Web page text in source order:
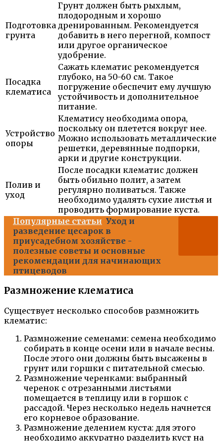
Подготовка
грунта
Грунт должен быть рыхлым,
плодородным и хорошо
дренированным. Рекомендуется
добавить в него перегной, компост
или другое органическое
удобрение.
Посадка
клематиса
Сажать клематис рекомендуется
глубоко, на 50-60 см. Такое
погружение обеспечит ему лучшую
устойчивость и дополнительное
питание.
Устройство
опоры
Клематису необходима опора,
поскольку он плетется вокруг нее.
Можно использовать металлические
решетки, деревянные подпорки,
арки и другие конструкции.
Полив и
уход
После посадки клематис должен
быть обильно полит, а затем
регулярно поливаться. Также
необходимо удалять сухие листья и
проводить формирование куста.
Популярные статьи Уход и
разведение цесарок в
приусадебном хозяйстве -
полезные советы и основные
рекомендации для начинающих
птицеводов
Размножение клематиса
Существует несколько способов размножить
клематис:
Размножение семенами: семена необходимо
собирать в конце осени или в начале весны.
После этого они должны быть высажены в
грунт или горшки с питательной смесью.
Размножение черенками: выбранный
черенок с отрезанными листьями
помещается в теплицу или в горшок с
рассадой. Через несколько недель начнется
его корневое образование.
Размножение делением куста: для этого
необходимо аккуратно разделить куст на